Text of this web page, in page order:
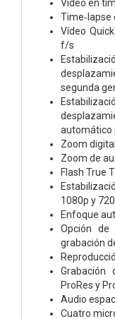
Vídeo en
Time‑lapse
Vídeo
f/s
segunda
automático
Zoom
Zoom de
Flash True
1080p y
Enfoque
Opción
grabación
Grabación
ProRes y
Audio
Cuatro